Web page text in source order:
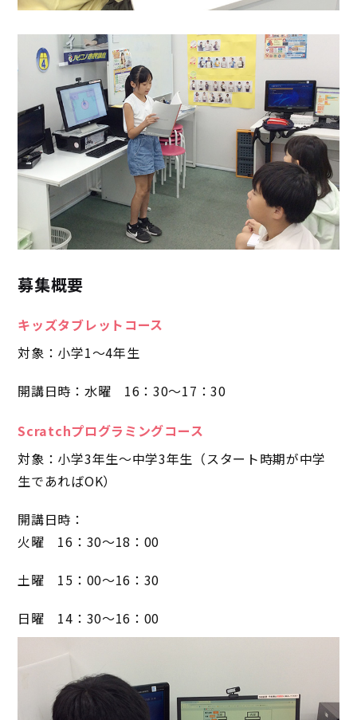
募集概要
キッズタブレットコース
対象：小学1～4年生
開講日時：水曜 16：30～17：30
Scratchプログラミングコース
対象：小学3年生～中学3年生（スタート時期が中学
生であればOK）
開講日時：
火曜 16：30～18：00
土曜 15：00～16：30
日曜 14：30～16：00